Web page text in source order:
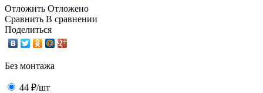
Отложить Отложено
Сравнить В сравнении
Поделиться
Без монтажа
44 ₽/шт